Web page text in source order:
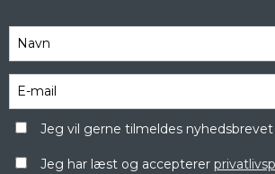
Jeg vil gerne tilmeldes nyhedsbrevet
Jeg har læst og accepterer